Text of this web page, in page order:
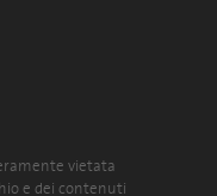
vietata
e dei contenuti